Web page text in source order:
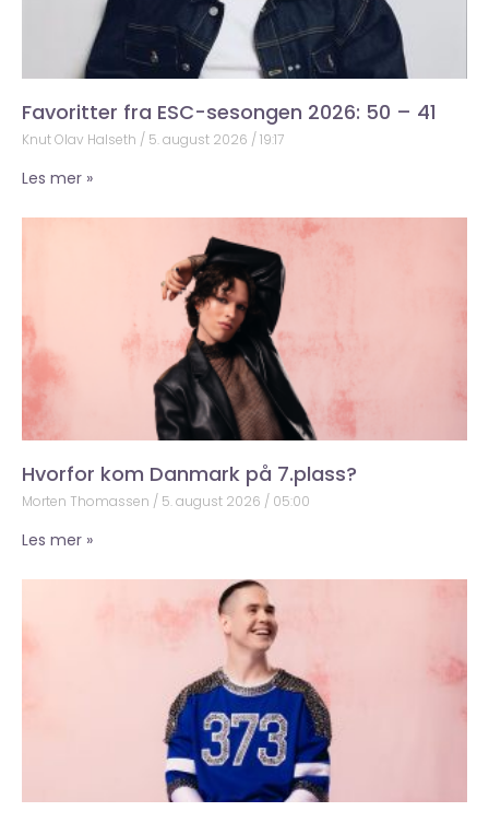
Favoritter fra ESC-sesongen 2026: 50 – 41
Knut Olav Halseth 5. august 2026 19:17
Les mer »
Hvorfor kom Danmark på 7.plass?
Morten Thomassen 5. august 2026 05:00
Les mer »